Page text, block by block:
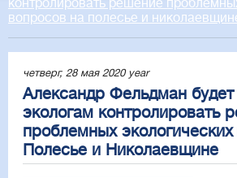
контролировать решение
вопросов на полесье и
четверг, 28 мая 2020 year
Александр Фельдман будет
экологам контролировать
проблемных
Полесье и Николаевщине